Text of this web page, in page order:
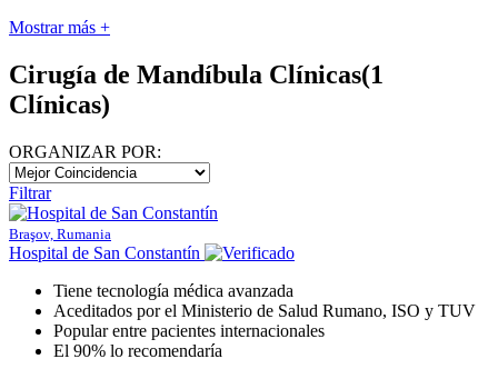
Mostrar más +
Cirugía de Mandíbula Clínicas(1
Clínicas)
ORGANIZAR POR:
Filtrar
Braşov, Rumania
Hospital de San Constantín
Tiene tecnología médica avanzada
Aceditados por el Ministerio de Salud Rumano, ISO y TUV
Popular entre pacientes internacionales
El 90% lo recomendaría